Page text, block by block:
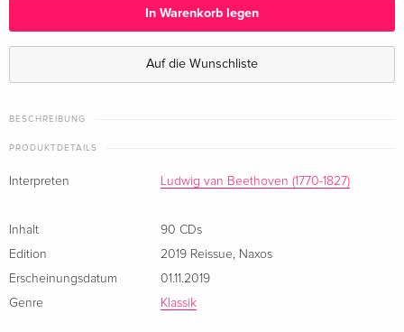
2019 Reissue, Naxos, 90 CDs — (ausgewählt)
In Warenkorb legen
Auf die Wunschliste
BESCHREIBUNG
PRODUKTDETAILS
Interpreten Ludwig van Beethoven (1770-1827)
Inhalt
90 CDs
Edition
2019 Reissue
Naxos
Erscheinungsdatum
01.11.2019
Genre
Klassik